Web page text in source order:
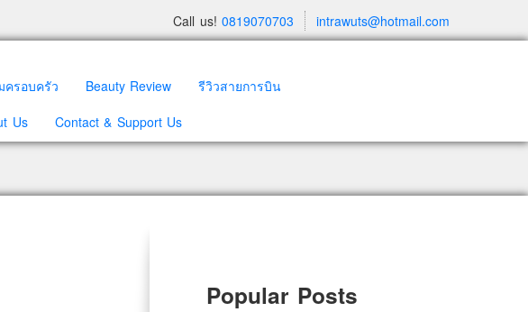
intrawuts@hotmail.com
Call us! 0819070703
ครอบครัว Beauty Review
รีวิวสายการบิน
Us Contact & Support Us
Popular Posts